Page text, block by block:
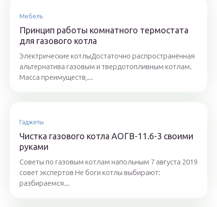
Мебель
Принцип работы комнатного термостата
для газового котла
Электрические котлыДостаточно распространённая
альтернатива газовым и твердотопливным котлам.
Масса преимуществ,...
Гаджеты
Чистка газового котла АОГВ-11.6-3 своими
руками
Советы по газовым котлам напольным 7 августа 2019
совет экспертов Не боги котлы выбирают:
разбираемся...